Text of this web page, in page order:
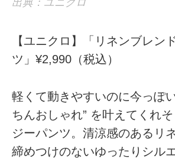
出典：ユニクロ
【ユニクロ】「リネンブレン
ツ」¥2,990（税込）
軽くて動きやすいのに今っぽ
ちんおしゃれ” を叶えてくれ
ジーパンツ。清涼感のあるリ
締めつけのないゆったりシル